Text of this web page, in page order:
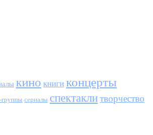
кино книги концерты
группы сериалы спектаклитворчество